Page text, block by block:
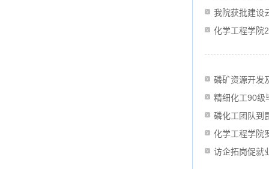
我院获批建设
化学工程学院
磷矿资源开发
精细化工90级
磷化工团队到
化学工程学院
访企拓岗促就